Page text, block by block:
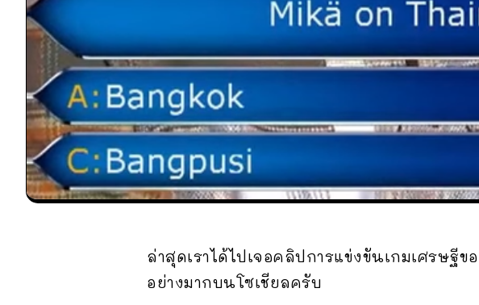
ล่าสุดเราได้ไปเจอคลิปการแข่งขันเกมเศรษฐี
อย่างมากบนโซเชียลครับ